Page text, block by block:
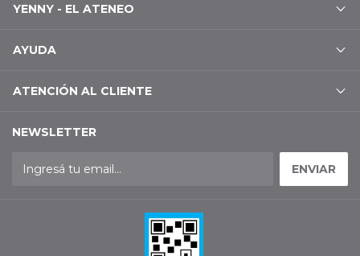
YENNY - EL ATENEO
AYUDA
ATENCIÓN AL CLIENTE
NEWSLETTER